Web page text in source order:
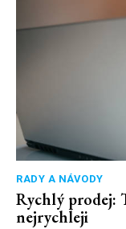
RADY A NÁVODY
Rychlý prodej:
nejrychleji